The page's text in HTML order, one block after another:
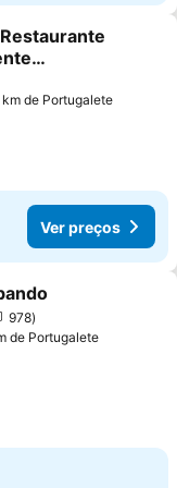
favoritos
de Portugalete
Ver preços
favoritos
978
de Portugalete